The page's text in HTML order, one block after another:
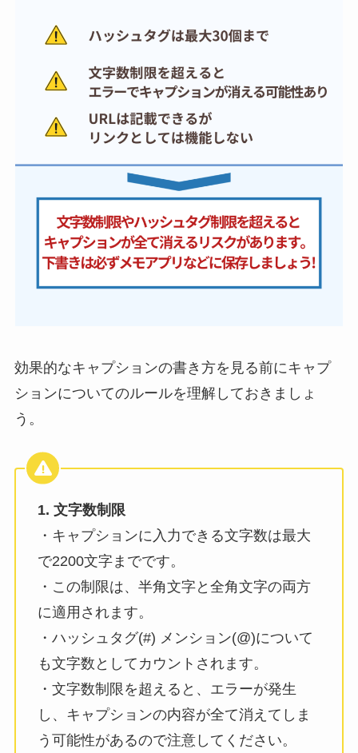
効果的なキャプションの書き方を見る前にキャプ
ションについてのルールを理解しておきましょ
う。
1. 文字数制限
・キャプションに入力できる文字数は最大
で2200文字までです。
・この制限は、半角文字と全角文字の両方
に適用されます。
・ハッシュタグ(#) メンション(@)について
も文字数としてカウントされます。
・文字数制限を超えると、エラーが発生
し、キャプションの内容が全て消えてしま
う可能性があるので注意してください。